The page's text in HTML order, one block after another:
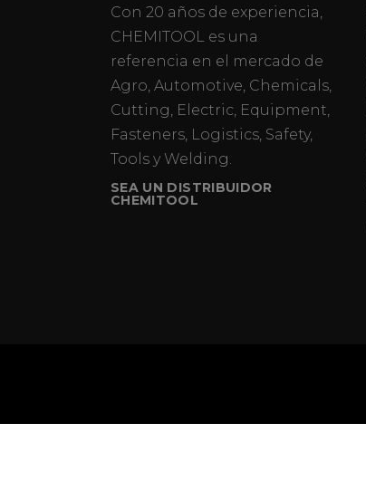
Con 20 años de experiencia,
CHEMITOOL es una
referencia en el mercado de
Agro, Automotive, Chemicals,
Cutting, Electric, Equipment,
Fasteners, Logistics, Safety,
Tools y Welding.
SEA UN DISTRIBUIDOR
CHEMITOOL